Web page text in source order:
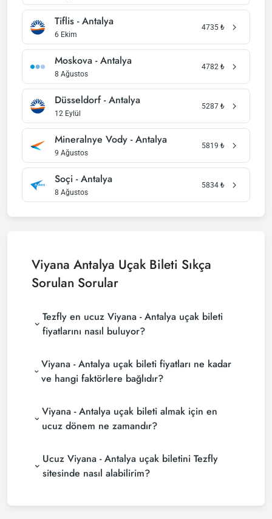
Tiflis - Antalya
6 Ekim
4735 ₺
Moskova - Antalya
8 Ağustos
4782 ₺
Düsseldorf - Antalya
12 Eylül
5287 ₺
Mineralnye Vody - Antalya
9 Ağustos
5819 ₺
Soçi - Antalya
8 Ağustos
5834 ₺
Viyana Antalya Uçak Bileti Sıkça
Sorulan Sorular
Tezfly en ucuz Viyana - Antalya uçak bileti
fiyatlarını nasıl buluyor?
bulmak için tur operatörleri, büyük rezervasyon
siteleri (konsolidatörler) ve yüzlerce havayolu
sitesini aramaktadır. Tezfly sitesinde yapacağın tek
Viyana - Antalya uçak biletlerini bulup
karşılaştırabilir ve un uygun biletini seçebilirsin.
Viyana - Antalya uçak bileti fiyatları ne kadar
ve hangi faktörlere bağlıdır?
şirketine, seyahat tarihlerinize, bilet sınıfınıza ve
rezervasyon yapılan döneme göre değişiklik
bilet bulabilirsiniz.
Viyana - Antalya uçak bileti almak için en
ucuz dönem ne zamandır?
rezervasyonuzu son dakikaya bırakmayın. Viyana -
Antalya uçak biletinizi en az 2 hafta önceden satın
Ucuz Viyana - Antalya uçak biletini Tezfly
sitesinde nasıl alabilirim?
Tezfly haber bültenine üye olabilir veya Tezfly sosyal